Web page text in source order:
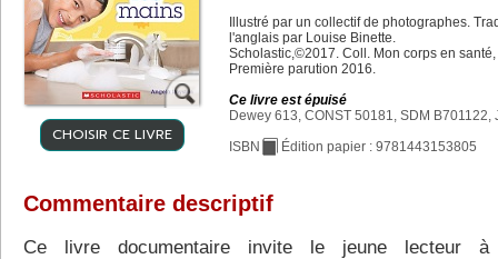
CHOISIR CE LIVRE
Illustré par un collectif de photographes.
l'anglais par Louise Binette.
Scholastic,©2017. Coll. Mon corps en santé,
Première parution 2016.
Ce livre est épuisé
Dewey 613, CONST 50181, SDM B701122,
ISBN Édition papier : 9781443153805
Commentaire descriptif
Ce livre documentaire invite le jeune lecteur à